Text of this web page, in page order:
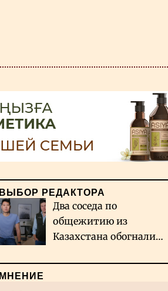
ВЫБОР РЕДАКТОРА
Два соседа по
общежитию из
Казахстана обогнали
МНЕНИЕ